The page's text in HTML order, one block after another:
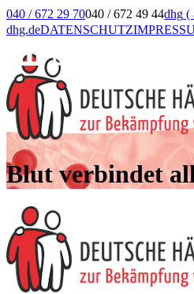
040 / 672 29 70040 / 672 49 44dhg (
dhg.deDATENSCHUTZ
Blut verbindet